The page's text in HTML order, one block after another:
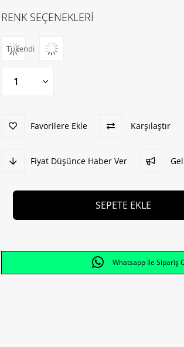
RENK SEÇENEKLERİ
Tükendi
Favorilere Ekle Karşılaştır
Fiyat Düşünce Haber Ver
Whatsapp İle Sipariş